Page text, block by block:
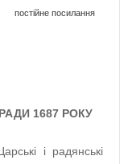
постійне посилання
1687 РОКУ
і радянські